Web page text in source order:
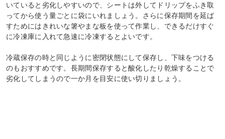
いていると劣化しやすいので、シートは外してドリップをふき取
ってから使う量ごとに袋にいれましょう。さらに保存期間を延ば
すためにはきれいな箸やまな板を使って作業し、できるだけすぐ
に冷凍庫に入れて急速に冷凍するとよいです。
冷蔵保存の時と同じように密閉状態にして保存し、下味をつける
のもおすすめです。長期間保存すると酸化したり乾燥することで
劣化してしまうので一か月を目安に使い切りましょう。